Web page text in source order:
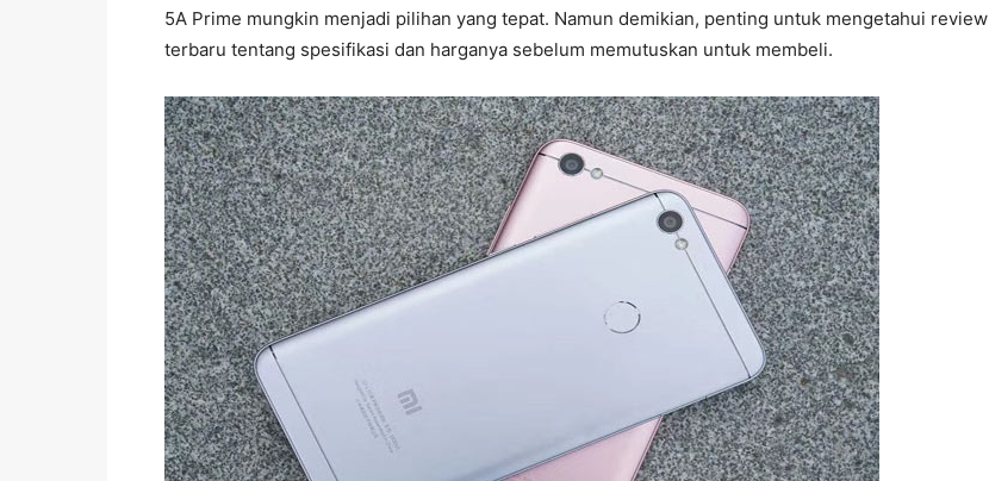
5A Prime mungkin menjadi pilihan yang tepat. Namun demikian, penting untuk mengetahui review
terbaru tentang spesifikasi dan harganya sebelum memutuskan untuk membeli.